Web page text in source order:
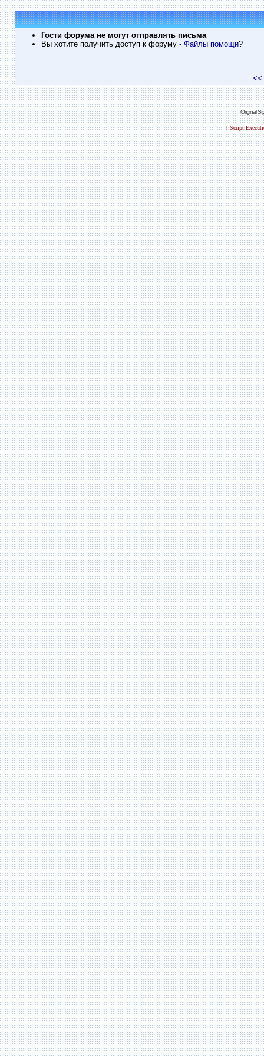
Гости форума не могут отправлять письма
Вы хотите получить доступ к форуму - Файлы помощи?
<<
Original
[ Script